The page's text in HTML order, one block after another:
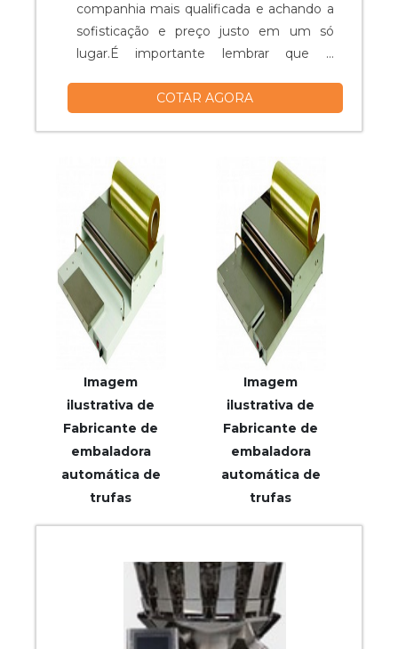
companhia mais qualificada e achando a
sofisticação e preço justo em um só
lugar.É importante lembrar que o
empresas especializadas. Esse tipo de
prejuízos com substituições frequentes
de peças defeituosas. Assim, é possível ...
COTAR AGORA
Imagem
ilustrativa de
Fabricante de
embaladora
automática de
trufas
Imagem
ilustrativa de
Fabricante de
embaladora
automática de
trufas